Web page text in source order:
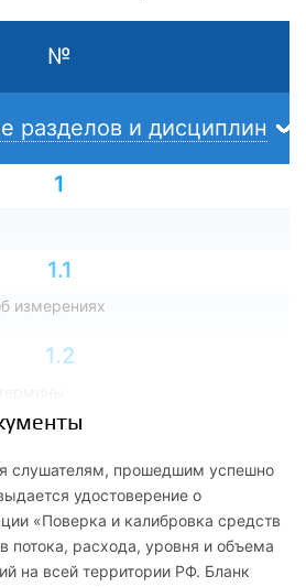
№
разделов и дисциплин
1
1.1
измерениях
1.2
и их размерность
1.4
слушателям, прошедшим успешно
удостоверение о
«Поверка и калибровка средств
потока, расхода, уровня и объема
на всей территории РФ. Бланк